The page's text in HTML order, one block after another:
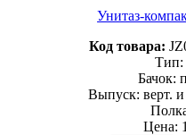
Унитаз-
Код товара:
Тип:
Бачок:
Выпуск: верт. и
Цена: